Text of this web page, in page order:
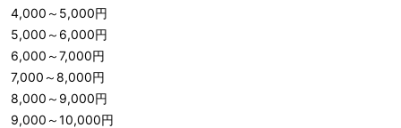
4,000 ～ 5,000円
5,000 ～ 6,000円
6,000 ～7,000円
7,000 ～8,000円
8,000 ～ 9,000円
9,000 ～10,000円